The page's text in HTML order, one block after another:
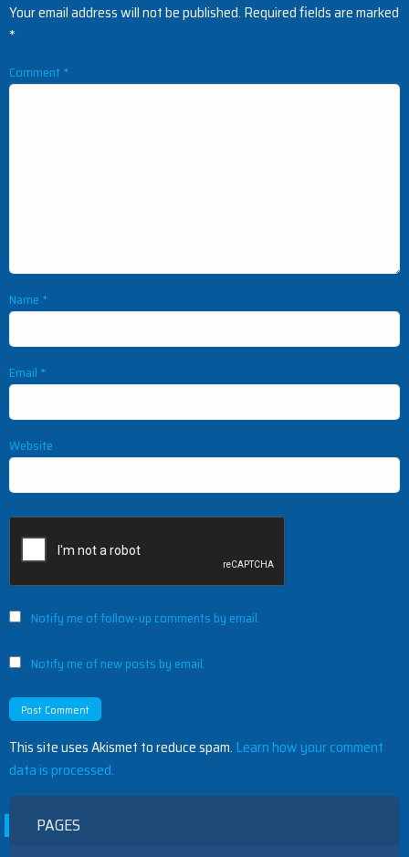
Your email address will not be published. Required fields are marked
*
Comment*
Name *
Email *
Website
Notify me of follow-up comments by email.
Notify me of new posts by email.
This site uses Akismet to reduce spam. Learn how your comment
data is processed.
PAGES